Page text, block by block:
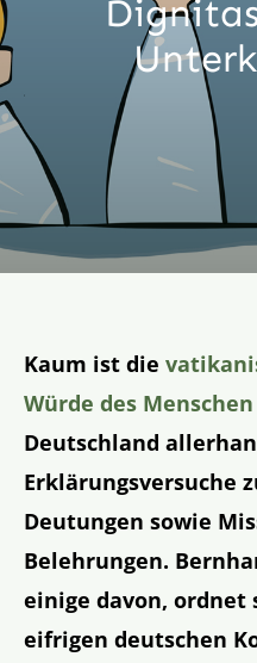
Veröffentlichungen
Kaum ist die
Würde des Menschen
Deutschland
Erklärungsversuche
Deutungen sowie
Belehrungen.
einige davon,
eifrigen deutschen